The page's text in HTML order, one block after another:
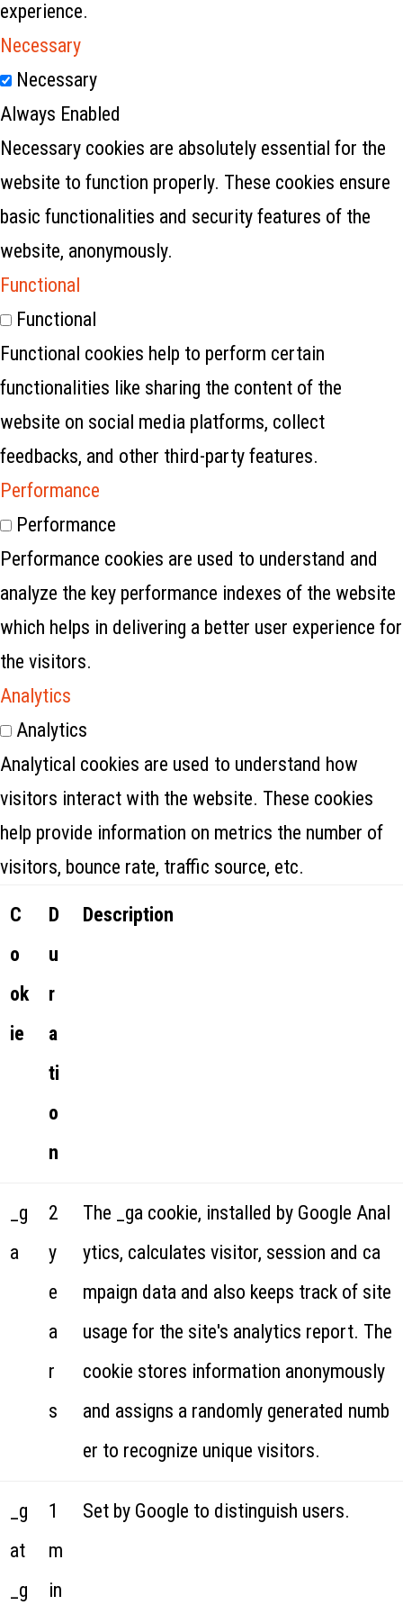
experience.
Necessary
Necessary
Always Enabled
Necessary cookies are absolutely essential for the
website to function properly. These cookies ensure
basic functionalities and security features of the
website, anonymously.
Functional
Functional
Functional cookies help to perform certain
functionalities like sharing the content of the
website on social media platforms, collect
feedbacks, and other third-party features.
Performance
Performance
Performance cookies are used to understand and
analyze the key performance indexes of the website
which helps in delivering a better user experience for
the visitors.
Analytics
Analytics
Analytical cookies are used to understand how
visitors interact with the website. These cookies
help provide information on metrics the number of
visitors, bounce rate, traffic source, etc.
C
o
ok
ie
D
u
r
a
ti
o
n
Description
_g
a
2
y
e
a
r
s
The _ga cookie, installed by Google Anal
ytics, calculates visitor, session and ca
mpaign data and also keeps track of site
usage for the site's analytics report. The
cookie stores information anonymously
and assigns a randomly generated numb
er to recognize unique visitors.
_g
at
_g
1
m
in
Set by Google to distinguish users.